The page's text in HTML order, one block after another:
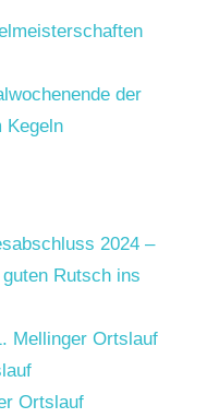
der
Kegeln
2024 –
Rutsch ins
Mellinger Ortslauf
Ortslauf